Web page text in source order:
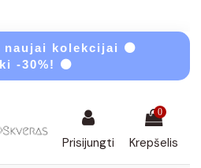
naujai kolekcijai ⚫
-30%! ⚫
Prisijungti
0
Krepšelis